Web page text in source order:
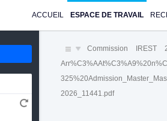
ACCUEIL ESPACE DE TRAVAIL
Commission IREST
2026_11441.pdf